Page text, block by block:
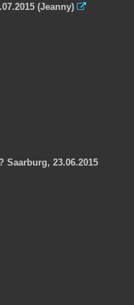
(Jeanny) 
Saarburg, 23.06.2015